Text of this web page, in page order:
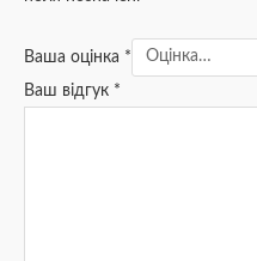
Ваша оцінка *
Ваш відгук *